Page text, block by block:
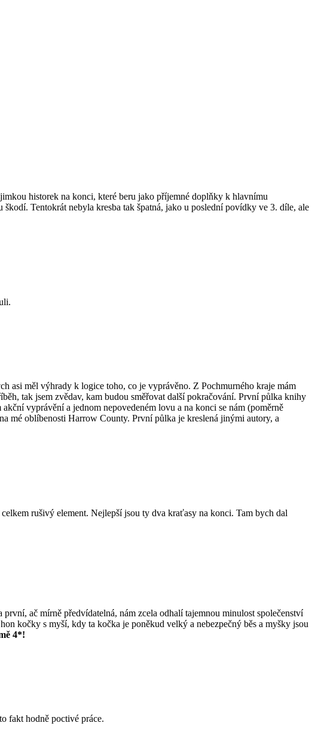
historek na konci, které beru jako příjemné doplňky k hlavnímu
Tentokrát nebyla kresba tak špatná, jako u poslední povídky ve 3. díle, ale
asi měl výhrady k logice toho, co je vyprávěno. Z Pochmurného kraje mám
tak jsem zvědav, kam budou směřovat další pokračování. První půlka knihy
vyprávění a jednom nepovedeném lovu a na konci se nám (poměrně
mé oblíbenosti Harrow County. První půlka je kreslená jinými autory, a
rušivý element. Nejlepší jsou ty dva kraťasy na konci. Tam bych dal
ač mírně předvídatelná, nám zcela odhalí tajemnou minulost společenství
kočky s myší, kdy ta kočka je poněkud velký a nebezpečný běs a myšky jsou
4*!
fakt hodně poctivé práce.